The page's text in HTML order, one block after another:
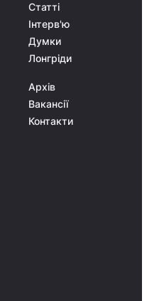
Статті
Інтерв'ю
Думки
Лонгріди
Архів
Вакансії
Контакти